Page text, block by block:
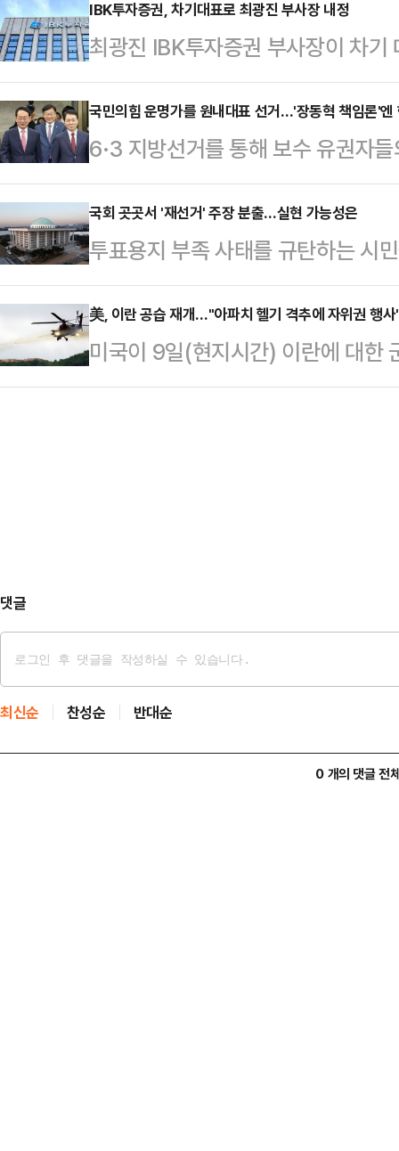
대로 하면 된다”며 “잘못됐으면 취
했다. 그럴듯한 말이다. 그런데 옳
상 규명은 해야 되겠다. 객관적으로
주장했다. 그러니까 법원의 판단을
법하고 합리적인 절차다. 그런데 그
격 받고…
IBK투자증권, 차기대표로 최광진 부사장 내정
최광진 IBK투자증권 부사장이 차
원추천후보위원회를 열고 차기 대
을 내정했다고 전했다.최 부사장은
장·CIB그룹장을 역임했다.특히
내 은행·증권 시너지 사업을 적극
관련한 전략 수립을 주도했다.
국민의힘 운명가를 원내대표 선거…'장동혁 책임론'엔
6·3 지방선거를 통해 보수 유권자
원내대표를 중심으로 '윤어게인' 프
나설 수 있을지 정치권의 관심이 쏠
읍·정점식·성일종 의원 모두 장동
민이 체감할 수 있는 변화와 혁신을
랐다.김도읍·정점식·성일종 원내
국회 간담회에 참석해 대여 투쟁 전
보에 나섰다.김도읍 …
국회 곳곳서 '재선거' 주장 분출…실현 가능성은
투표용지 부족 사태를 규탄하는 시
동참하면서 재선거 실현 가능성에
주장대로 공직선거법을 개정한 뒤
지만 다른 여야 의원들이 개정안에
원이 인용해도 재선거가 가능하지
美, 이란 공습 재개…"아파치 헬기 격추에 자위권 행
미국이 9일(현지시간) 이란에 대한
급격히 악화되고 있다.로이터통신
댓글
최신순 찬성순 반대순
0 개의 댓글 전